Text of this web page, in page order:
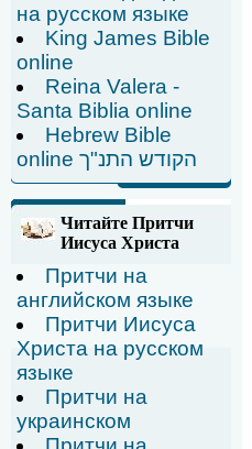
на русском языке
King James Bible
online
Reina Valera -
Santa Biblia online
Hebrew Bible
online הקודש התנ"ך
Читайте Притчи
Иисуса Христа
Притчи на
английском языке
Притчи Иисуса
Христа на русском
языке
Притчи на
украинском